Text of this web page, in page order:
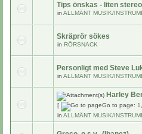
Tips önskas - liten
in ALLMÄNT MUSIK/
Skräprör sökes
in RÖRSNACK
Personligt med Steve
in ALLMÄNT MUSIK/
Harley
[ Go to page: 1
in ALLMÄNT MUSIK/